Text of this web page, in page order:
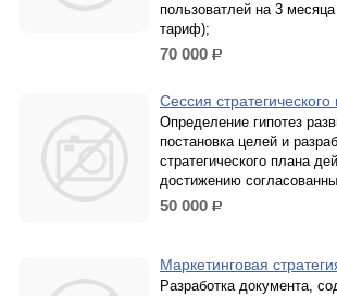
пользоватлей на 3
тариф);
70 000 р.
Сессия
Определение гипотез
постановка целей и
стратегического плана
достижению
50 000 р.
Маркетинговая
Разработка документа,